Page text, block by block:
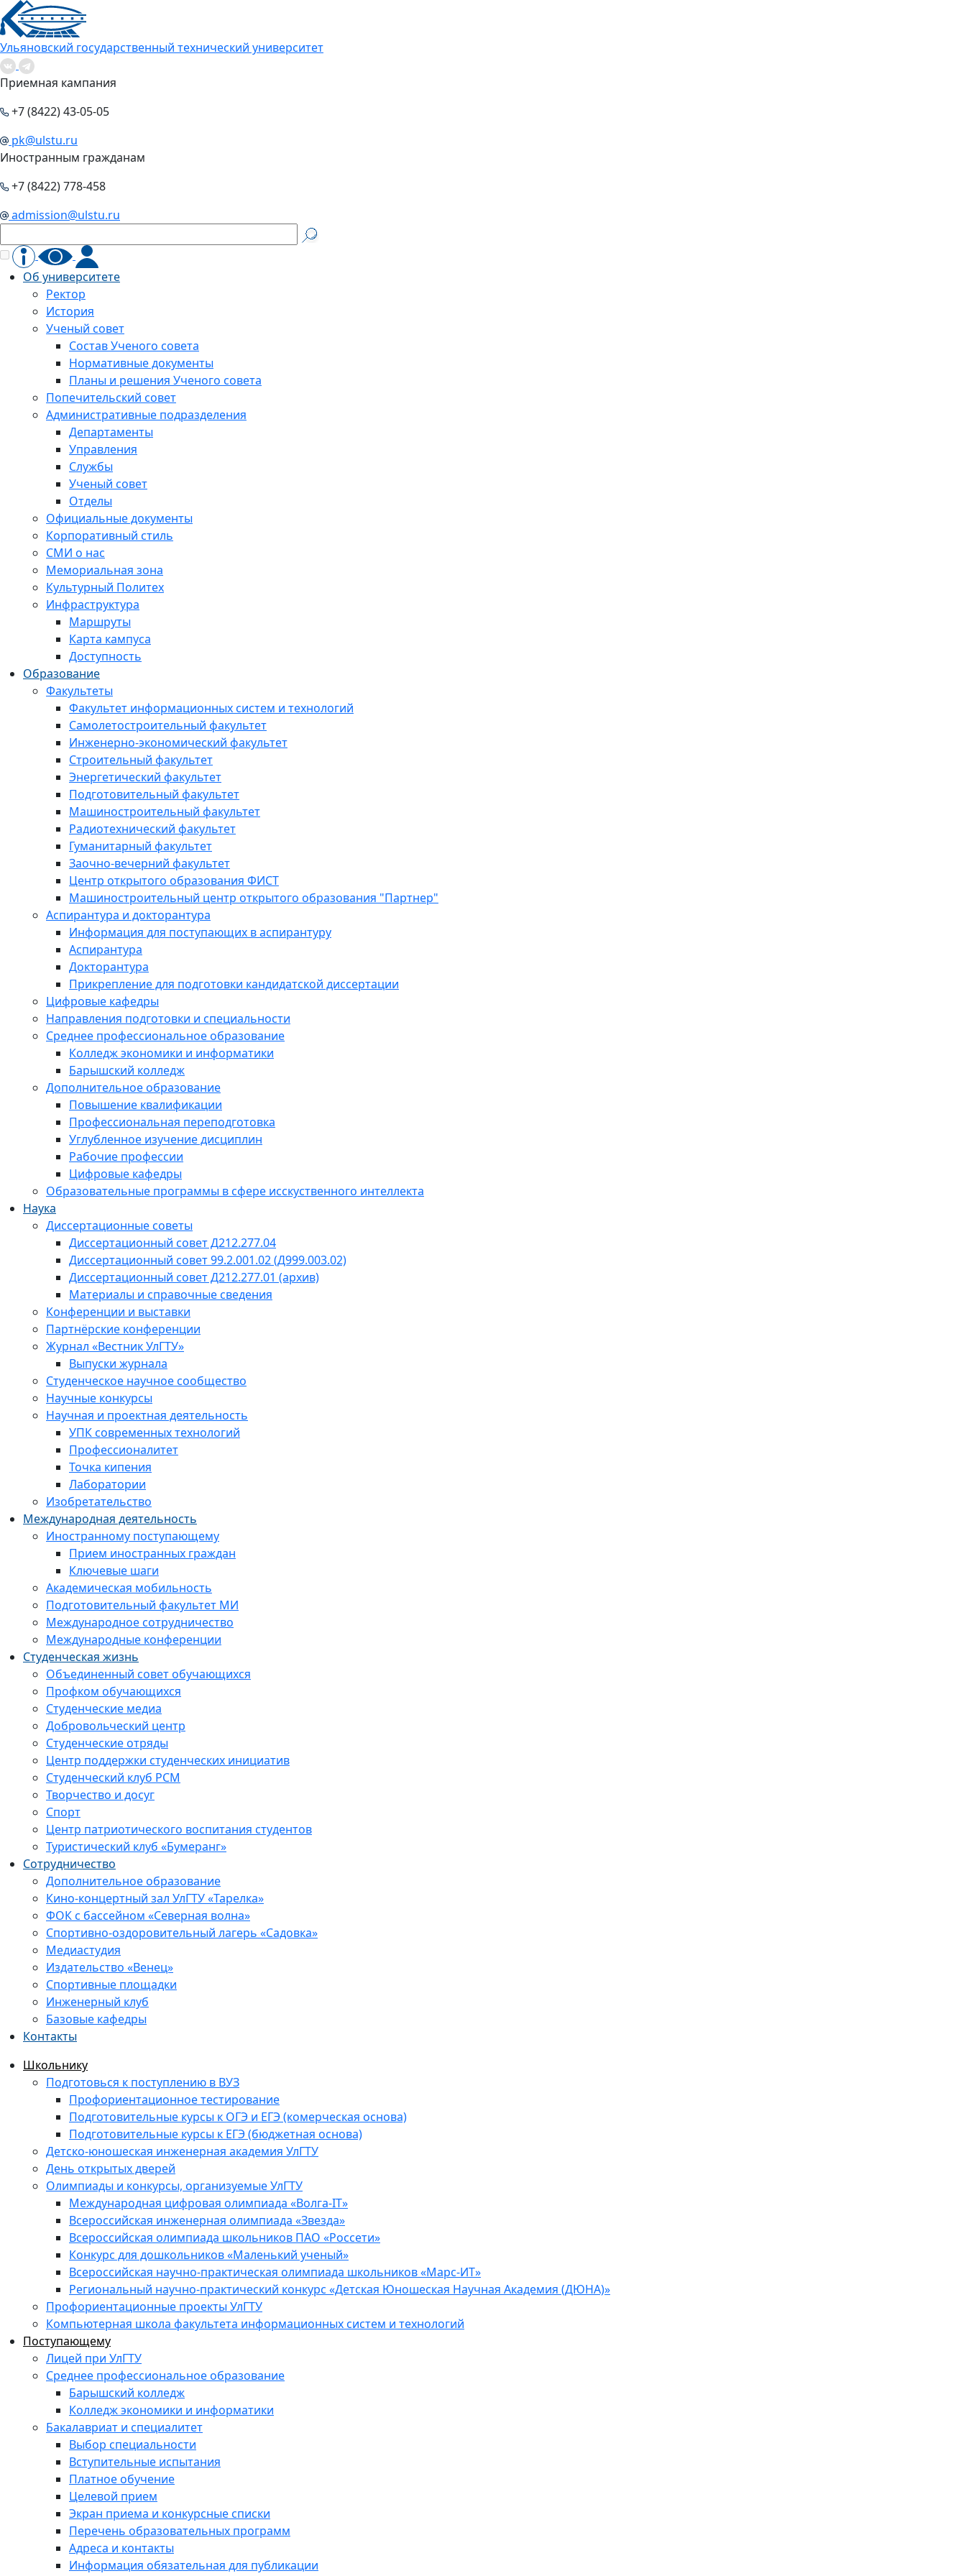
Ульяновский государственный технический университет
Приемная кампания
+7 (8422) 43-05-05
pk@ulstu.ru
Иностранным гражданам
+7 (8422) 778-458
admission@ulstu.ru
Об университете
Ректор
История
Ученый совет
Состав Ученого совета
Нормативные документы
Планы и решения Ученого совета
Попечительский совет
Административные подразделения
Департаменты
Управления
Службы
Ученый совет
Отделы
Официальные документы
Корпоративный стиль
СМИ о нас
Мемориальная зона
Культурный Политех
Инфраструктура
Маршруты
Карта кампуса
Доступность
Образование
Факультеты
Факультет информационных систем и технологий
Самолетостроительный факультет
Инженерно-экономический факультет
Строительный факультет
Энергетический факультет
Подготовительный факультет
Машиностроительный факультет
Радиотехнический факультет
Гуманитарный факультет
Заочно-вечерний факультет
Центр открытого образования ФИСТ
Машиностроительный центр открытого образования "Партнер"
Аспирантура и докторантура
Информация для поступающих в аспирантуру
Аспирантура
Докторантура
Прикрепление для подготовки кандидатской диссертации
Цифровые кафедры
Направления подготовки и специальности
Среднее профессиональное образование
Колледж экономики и информатики
Барышский колледж
Дополнительное образование
Повышение квалификации
Профессиональная переподготовка
Углубленное изучение дисциплин
Рабочие профессии
Цифровые кафедры
Образовательные программы в сфере исскуственного интеллекта
Наука
Диссертационные советы
Диссертационный совет Д212.277.04
Диссертационный совет 99.2.001.02 (Д999.003.02)
Диссертационный совет Д212.277.01 (архив)
Материалы и справочные сведения
Конференции и выставки
Партнёрские конференции
Журнал «Вестник УлГТУ»
Выпуски журнала
Студенческое научное сообщество
Научные конкурсы
Научная и проектная деятельность
УПК современных технологий
Профессионалитет
Точка кипения
Лаборатории
Изобретательство
Международная деятельность
Иностранному поступающему
Прием иностранных граждан
Ключевые шаги
Академическая мобильность
Подготовительный факультет МИ
Международное сотрудничество
Международные конференции
Студенческая жизнь
Объединенный совет обучающихся
Профком обучающихся
Студенческие медиа
Добровольческий центр
Студенческие отряды
Центр поддержки студенческих инициатив
Студенческий клуб РСМ
Творчество и досуг
Спорт
Центр патриотического воспитания студентов
Туристический клуб «Бумеранг»
Сотрудничество
Дополнительное образование
Кино-концертный зал УлГТУ «Тарелка»
ФОК с бассейном «Северная волна»
Спортивно-оздоровительный лагерь «Садовка»
Медиастудия
Издательство «Венец»
Спортивные площадки
Инженерный клуб
Базовые кафедры
Контакты
Школьнику
Подготовься к поступлению в ВУЗ
Профориентационное тестирование
Подготовительные курсы к ОГЭ и ЕГЭ (комерческая основа)
Подготовительные курсы к ЕГЭ (бюджетная основа)
Детско-юношеская инженерная академия УлГТУ
День открытых дверей
Олимпиады и конкурсы, организуемые УлГТУ
Международная цифровая олимпиада «Волга-IT»
Всероссийская инженерная олимпиада «Звезда»
Всероссийская олимпиада школьников ПАО «Россети»
Конкурс для дошкольников «Маленький ученый»
Всероссийская научно-практическая олимпиада школьников «Марс-ИТ»
Региональный научно-практический конкурс «Детская Юношеская Научная Академия (ДЮНА)»
Профориентационные проекты УлГТУ
Компьютерная школа факультета информационных систем и технологий
Поступающему
Лицей при УлГТУ
Среднее профессиональное образование
Барышский колледж
Колледж экономики и информатики
Бакалавриат и специалитет
Выбор специальности
Вступительные испытания
Платное обучение
Целевой прием
Экран приема и конкурсные списки
Перечень образовательных программ
Адреса и контакты
Информация обязательная для публикации